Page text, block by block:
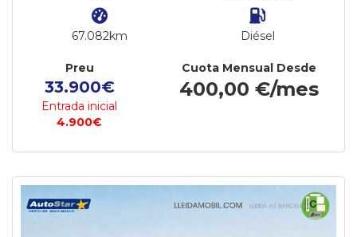
67.082km Diésel
Preu
33.900€
Entrada inicial
4.900€
Cuota Mensual Desde
400,00 €/mes